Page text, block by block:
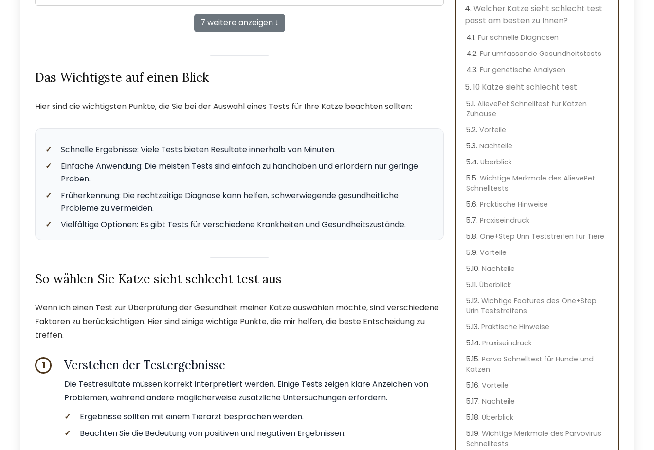
7 weitere anzeigen ↓
Das Wichtigste auf einen Blick
Hier sind die wichtigsten Punkte, die Sie bei der Auswahl eines Tests für Ihre Katze beachten sollten:
✓
Schnelle Ergebnisse: Viele Tests bieten Resultate innerhalb von Minuten.
✓
Einfache Anwendung: Die meisten Tests sind einfach zu handhaben und erfordern nur geringe
Proben.
✓
Früherkennung: Die rechtzeitige Diagnose kann helfen, schwerwiegende gesundheitliche
Probleme zu vermeiden.
✓
Vielfältige Optionen: Es gibt Tests für verschiedene Krankheiten und Gesundheitszustände.
So wählen Sie Katze sieht schlecht test aus
Wenn ich einen Test zur Überprüfung der Gesundheit meiner Katze auswählen möchte, sind verschiedene
Faktoren zu berücksichtigen. Hier sind einige wichtige Punkte, die mir helfen, die beste Entscheidung zu
treffen.
1 Verstehen der Testergebnisse
Die Testresultate müssen korrekt interpretiert werden. Einige Tests zeigen klare Anzeichen von
Problemen, während andere möglicherweise zusätzliche Untersuchungen erfordern.
✓
Ergebnisse sollten mit einem Tierarzt besprochen werden.
✓
Beachten Sie die Bedeutung von positiven und negativen Ergebnissen.
Welcher Katze sieht schlecht test
passt am besten zu Ihnen?
Für schnelle Diagnosen
Für umfassende Gesundheitstests
Für genetische Analysen
10 Katze sieht schlecht test
AlievePet Schnelltest für Katzen
Zuhause
Vorteile
Nachteile
Überblick
Wichtige Merkmale des AlievePet
Schnelltests
Praktische Hinweise
Praxiseindruck
One+Step Urin Teststreifen für Tiere
Vorteile
Nachteile
Überblick
Wichtige Features des One+Step
Urin Teststreifens
Praktische Hinweise
Praxiseindruck
Parvo Schnelltest für Hunde und
Katzen
Vorteile
Nachteile
Überblick
Wichtige Merkmale des Parvovirus
Schnelltests